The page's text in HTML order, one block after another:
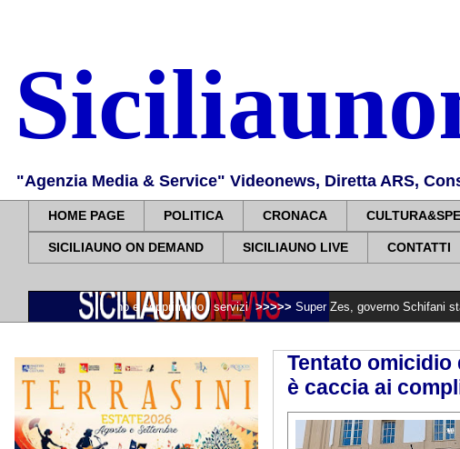
"Agenzia Media & Service" Videonews, Diretta ARS,
HOME PAGE POLITICA CRONACA
SICILIAUNO ON DEMAND SICILIAUNO LIVE CONTATTI
chiudono e sopprimono i servizi >>>>> Super Zes, governo Schifani stanzia i primi
Tentato omicidio
è caccia ai